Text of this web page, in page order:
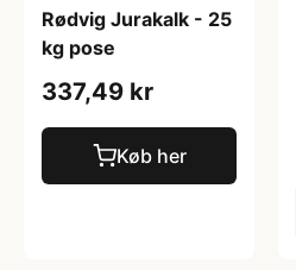
Rødvig Jurakalk - 25
kg pose
337,49 kr
Køb her